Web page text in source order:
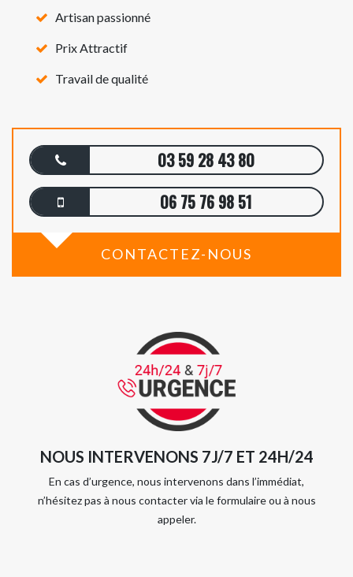
Artisan passionné
Prix Attractif
Travail de qualité
03 59 28 43 80
06 75 76 98 51
CONTACTEZ-NOUS
NOUS INTERVENONS 7J/7 ET 24H/24
En cas d’urgence, nous intervenons dans l’immédiat,
n’hésitez pas à nous contacter via le formulaire ou à nous
appeler.